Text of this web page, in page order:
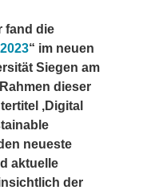
fand die
“ im neuen
Siegen am
dieser
‚Digital
neueste
aktuelle
der